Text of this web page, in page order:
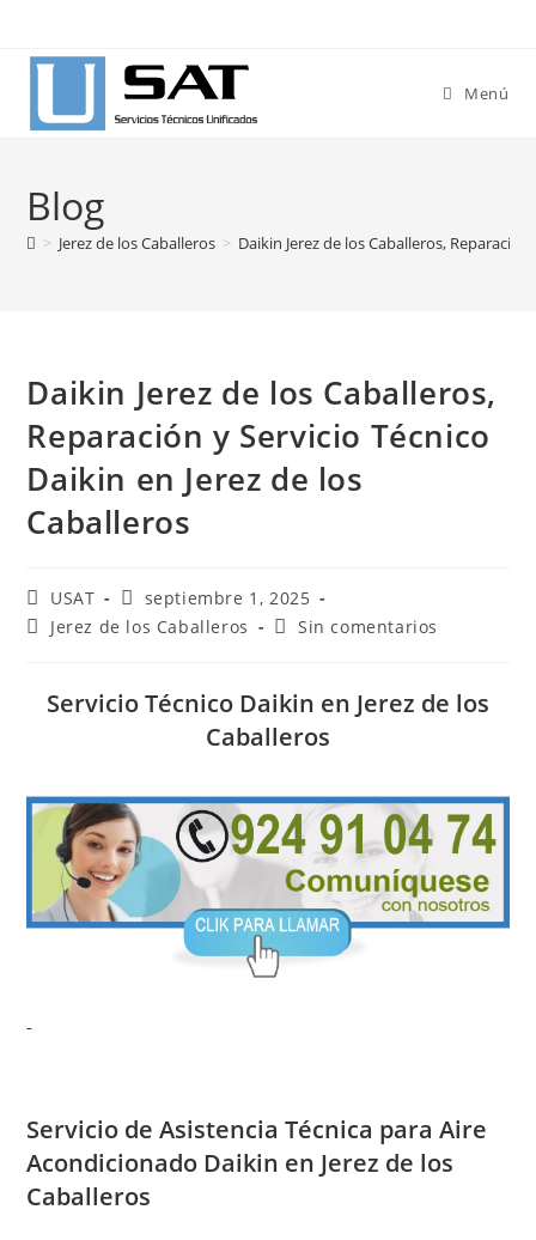
contenido
Menú
Blog
> Jerez de los Caballeros > Daikin Jerez de los Caballeros,
Daikin Jerez de los Caballeros,
Reparación y Servicio Técnico
Daikin en Jerez de los
Caballeros
Autor
de
USAT
Publicación
de
septiembre 1, 2025
Categoría
entrada:
Jerez de los Caballeros
Comentarios
entrada:
Sin comentarios
Servicio Técnico Daikin en Jerez de los
Caballeros
Servicio de Asistencia Técnica para Aire
Acondicionado Daikin en Jerez de los
Caballeros